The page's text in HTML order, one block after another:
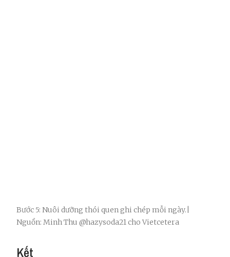
Bước 5: Nuôi dưỡng thói quen ghi chép mỗi ngày.|
Nguồn: Minh Thu @hazysoda21 cho Vietcetera
Kết